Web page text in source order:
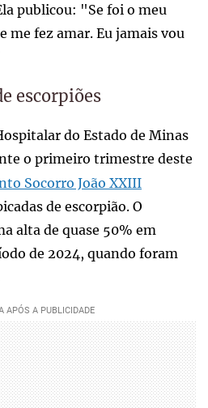
publicou: "Se foi o meu
me fez amar. Eu jamais vou
escorpiões
do Estado de Minas
o primeiro trimestre deste
Socorro João XXIII
de escorpião. O
alta de quase 50% em
de 2024, quando foram